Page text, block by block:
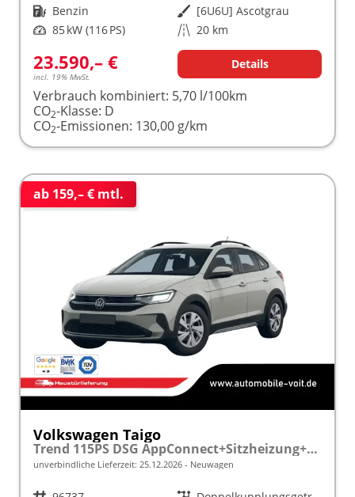
Kraftstoff Benzin Außenfarbe [6U6U] Ascotgrau
Leistung 85 kW (116 PS) Kilometerstand 20 km
23.590,– €
incl. 19% MwSt.
Details
Verbrauch kombiniert: 5,70 l/100km
CO2-Klasse: D
CO2-Emissionen: 130,00 g/km
ab 159,– € mtl.
Volkswagen Taigo
Trend 115PS DSG AppConnect+Sitzheizung+PDC+Alu16+LED+DAB+FrontAssist
unverbindliche Lieferzeit: 25.12.2026 Neuwagen